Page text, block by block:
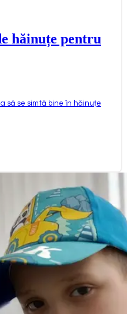
hăinuțe pentru
să se simtă bine în hăinuțe